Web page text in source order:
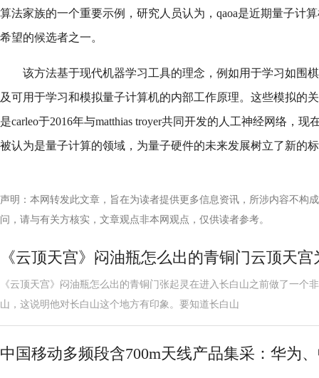
算法家族的一个重要示例，研究人员认为，qaoa是近期量子计
希望的候选者之一。
该方法基于现代机器学习工具的理念，例如用于学习如围
及可用于学习和模拟量子计算机的内部工作原理。这些模拟的
是carleo于2016年与matthias troyer共同开发的人工神经网络，现
被认为是量子计算的领域，为量子硬件的未来发展树立了新的
声明：本网转发此文章，旨在为读者提供更多信息资讯，所涉内容不构
问，请与有关方核实，文章观点非本网观点，仅供读者参考。
《云顶天宫》闷油瓶怎么出的青铜门云顶天
《云顶天宫》闷油瓶怎么出的青铜门张起灵在进入长白山之前做了一个
山，这说明他对长白山这个地方有印象。要知道长白山
中国移动多频段含700m天线产品集采：华为